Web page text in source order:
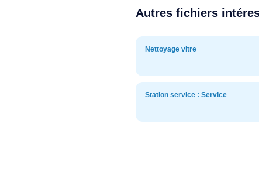
Autres fichiers
Nettoyage vitre
Station service : Service